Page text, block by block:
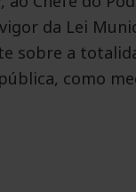
da Lei
sobre a
como